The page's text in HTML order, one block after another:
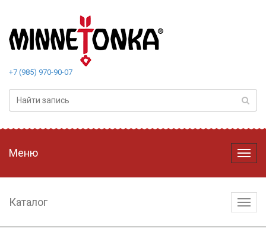
+7 (985) 970-90-07
Меню
Меню
Каталог